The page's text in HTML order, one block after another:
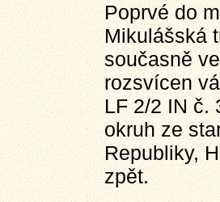
Poprvé do
Mikulášská
současně
rozsvícen
LF 2/2 IN č.
okruh ze
Republiky,
zpět.